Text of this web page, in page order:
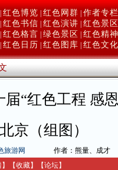
红色博览 红色网群 作者专栏
红色书信 红色演讲 红色景区
红色格言 绿色景区
红色精神
红色日历 红色图库 红色文化
“红色工程 感
京（组图）
旅游网
作者：熊量、成才
】 【收藏】 【论坛】